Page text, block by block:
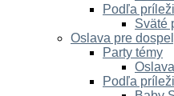
Podľa
Sväté
Oslava pre
Party témy
Podľa